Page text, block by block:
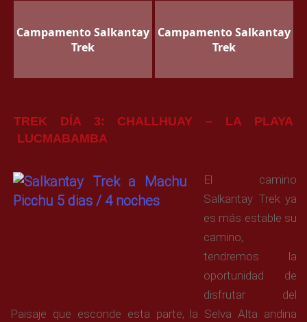
Campamento Salkantay
Trek
Campamento Salkantay
Trek
TREK DÍA 3: CHALLHUAY – LA PLAYA
LUCMABAMBA
El camino
Salkantay Trek ya
es más estable su
camino,
tendremos la
oportunidad de
disfrutar del
Paisaje que esconde esta parte, la Selva Alta andina